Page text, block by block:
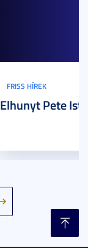
FRISS HÍREK
Elhunyt Pete